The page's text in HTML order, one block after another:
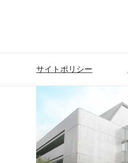
サイトポリシー